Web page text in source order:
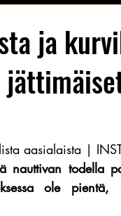
Penkkiurheilu
ja
aasialaista |
nauttivan todella
ole pientä,